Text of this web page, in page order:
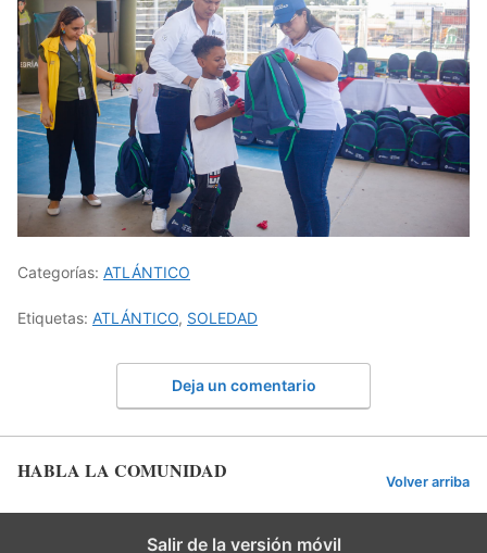
Categorías: ATLÁNTICO
Etiquetas: ATLÁNTICO, SOLEDAD
Deja un comentario
HABLA LA COMUNIDAD Volver arriba
Salir de la versión móvil